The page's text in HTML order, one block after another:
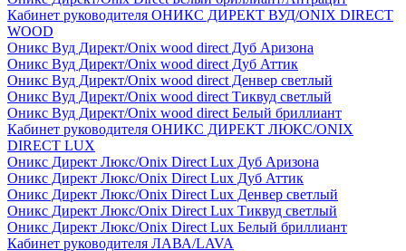
Кабинет руководителя ОНИКС ДИРЕКТ ВУД/ONIX DIRECT
WOOD
Оникс Вуд Директ/Onix wood direct Дуб Аризона
Оникс Вуд Директ/Onix wood direct Дуб Аттик
Оникс Вуд Директ/Onix wood direct Денвер светлый
Оникс Вуд Директ/Onix wood direct Тиквуд светлый
Оникс Вуд Директ/Onix wood direct Белый бриллиант
Кабинет руководителя ОНИКС ДИРЕКТ ЛЮКС/ONIX
DIRECT LUX
Оникс Директ Люкс/Onix Direct Lux Дуб Аризона
Оникс Директ Люкс/Onix Direct Lux Дуб Аттик
Оникс Директ Люкс/Onix Direct Lux Денвер светлый
Оникс Директ Люкс/Onix Direct Lux Тиквуд светлый
Оникс Директ Люкс/Onix Direct Lux Белый бриллиант
Кабинет руководителя ЛАВА/LAVA